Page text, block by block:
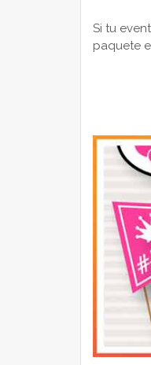
Si tu
paquete